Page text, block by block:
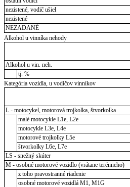
nezistené, vodič ušiel
nezistené
NEZADANÉ
Alkohol u vinníka nehody
Alkohol u vin. neh.
tj. %
Kategória vozidla, u vodičov vinníkov
L - motocykel, motorová trojkolka, štvorkolka
malé motocykle L1e, L2e
motocykle L3e, L4e
motorové trojkolky L5e
štvorkolky L6e, L7e
LS - snežný skúter
M - osobné motorové vozidlo (vrátane terénneho)
z toho pravostranné riadenie
osobné motorové vozidlá M1, M1G